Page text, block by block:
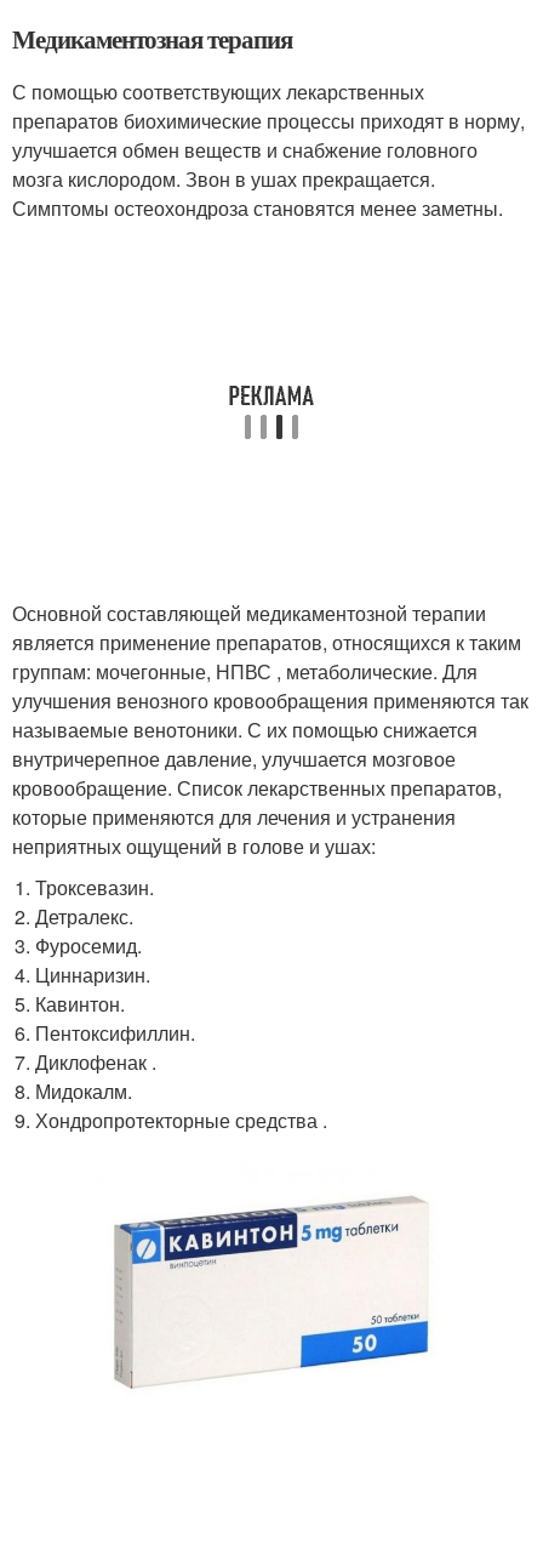
Медикаментозная терапия
С помощью соответствующих лекарственных
препаратов биохимические процессы приходят в норму,
улучшается обмен веществ и снабжение головного
мозга кислородом. Звон в ушах прекращается.
Симптомы остеохондроза становятся менее заметны.
Основной составляющей медикаментозной терапии
является применение препаратов, относящихся к таким
группам: мочегонные, НПВС , метаболические. Для
улучшения венозного кровообращения применяются так
называемые венотоники. С их помощью снижается
внутричерепное давление, улучшается мозговое
кровообращение. Список лекарственных препаратов,
которые применяются для лечения и устранения
неприятных ощущений в голове и ушах:
Троксевазин.
Детралекс.
Фуросемид.
Циннаризин.
Кавинтон.
Пентоксифиллин.
Диклофенак .
Мидокалм.
Хондропротекторные средства .